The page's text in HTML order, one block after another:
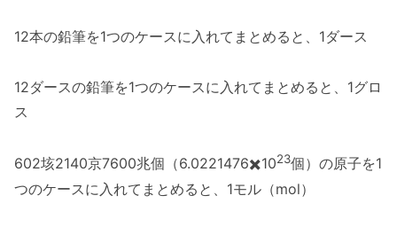
12本の鉛筆を1つのケースに入れてまとめると、1ダース
12ダースの鉛筆を1つのケースに入れてまとめると、1グロ
ス
602垓2140京7600兆個（6.0221476✖️1023個）の原子を1
つのケースに入れてまとめると、1モル（mol）